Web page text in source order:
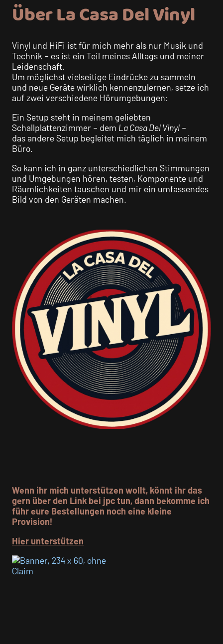
Über La Casa Del Vinyl
Vinyl und HiFi ist für mich mehr als nur Musik und
Technik – es ist ein Teil meines Alltags und meiner
Leidenschaft.
Um möglichst vielseitige Eindrücke zu sammeln
und neue Geräte wirklich kennenzulernen, setze ich
auf zwei verschiedene Hörumgebungen:
Ein Setup steht in meinem geliebten
Schallplattenzimmer – dem La Casa Del Vinyl –
das andere Setup begleitet mich täglich in meinem
Büro.
So kann ich in ganz unterschiedlichen Stimmungen
und Umgebungen hören, testen, Komponente und
Räumlichkeiten tauschen und mir ein umfassendes
Bild von den Geräten machen.
Wenn ihr mich unterstützen wollt, könnt ihr das
gern über den Link bei jpc tun, dann bekomme ich
führ eure Bestellungen noch eine kleine
Provision!
Hier unterstützen